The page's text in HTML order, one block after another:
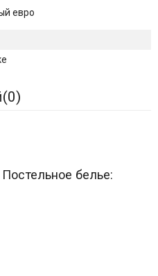
евро
0)
белье: